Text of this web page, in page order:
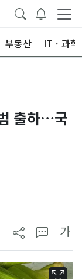
부동산 ITㆍ과학
출하…국
가